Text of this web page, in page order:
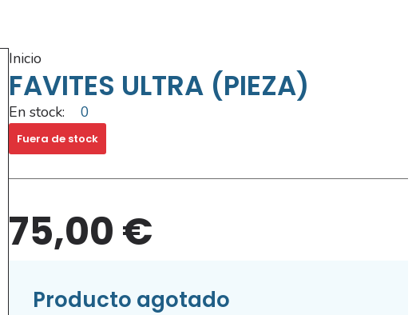
inicio
FAVITES ULTRA (PIEZA)
En stock: 0
Fuera de stock
75,00 €
Producto agotado